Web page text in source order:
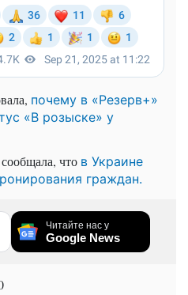
почему в «Резерв+»
«В розыске» у
что в Украине
граждан.
Читайте нас у
Google News